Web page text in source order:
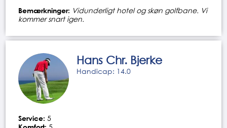
Bemærkninger: Vidunderligt hotel og skøn golfbane. Vi
kommer snart igen.
Hans Chr. Bjerke
Handicap: 14.0
Service: 5